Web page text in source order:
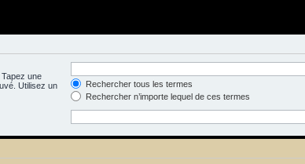
une
Utilisez un
Rechercher tous les termes
Rechercher n’importe lequel de ces termes